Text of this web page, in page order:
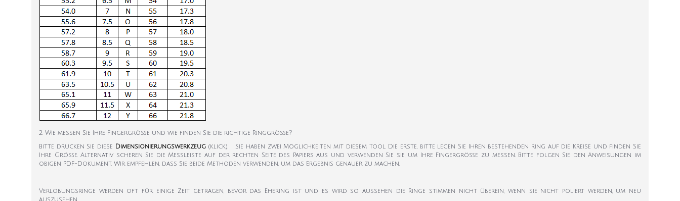
2. Wie messen Sie Ihre Fingergröße und wie finden Sie die richtige Ringgröße?
Bitte drucken Sie diese Dimensionierungswerkzeug (klick). Sie haben zwei Möglichkeiten mit diesem Tool. Die erste, bitte legen Sie Ihren bestehenden Ring auf die Kreise und finden Sie
Ihre Größe. Alternativ scheren Sie die Messleiste auf der rechten Seite des Papiers aus und verwenden Sie sie, um Ihre Fingergröße zu messen. Bitte folgen Sie den Anweisungen im
obigen PDF-Dokument. Wir empfehlen, dass Sie beide Methoden verwenden, um das Ergebnis genauer zu machen.
Verlobungsringe werden oft für einige Zeit getragen, bevor das Ehering ist und es wird so aussehen die Ringe stimmen nicht überein, wenn sie nicht poliert werden, um neu